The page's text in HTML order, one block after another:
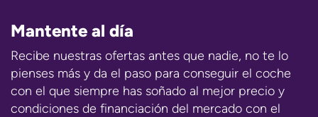
Mantente al día
Recibe nuestras ofertas antes que nadie, no te lo
pienses más y da el paso para conseguir el coche
con el que siempre has soñado al mejor precio y
condiciones de financiación del mercado con el